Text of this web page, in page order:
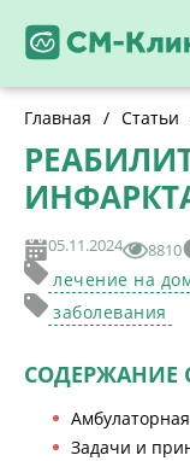
Главная / Статьи
05.11.2024 8810
лечение на
заболевания
СОДЕРЖАНИЕ
Задачи и